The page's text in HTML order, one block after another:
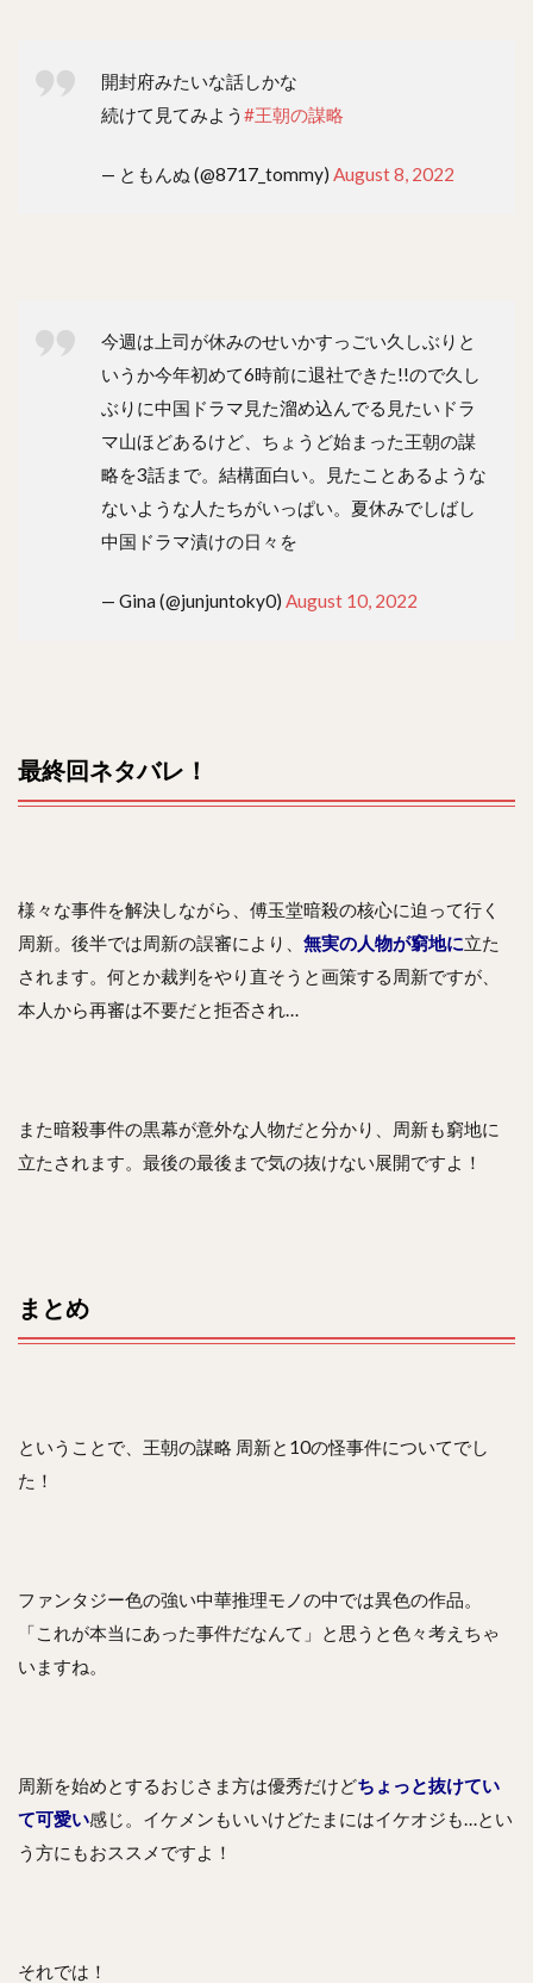
開封府みたいな話しかな
続けて見てみよう #王朝の謀略
— ともんぬ (@8717_tommy) August 8, 2022
今週は上司が休みのせいかすっごい久しぶりと
いうか今年初めて6時前に退社できた!!ので久し
ぶりに中国ドラマ見た溜め込んでる見たいドラ
マ山ほどあるけど、ちょうど始まった王朝の謀
略を3話まで。結構面白い。見たことあるような
ないような人たちがいっぱい。夏休みでしばし
中国ドラマ漬けの日々を
— Gina (@junjuntoky0) August 10, 2022
最終回ネタバレ！
様々な事件を解決しながら、傅玉堂暗殺の核心に迫って行く
周新。後半では周新の誤審により、 無実の人物が窮地に立た
されます。何とか裁判をやり直そうと画策する周新ですが、
本人から再審は不要だと拒否され…
また暗殺事件の黒幕が意外な人物だと分かり、周新も窮地に
立たされます。最後の最後まで気の抜けない展開ですよ！
まとめ
ということで、王朝の謀略 周新と10の怪事件についてでし
た！
ファンタジー色の強い中華推理モノの中では異色の作品。
「これが本当にあった事件だなんて」と思うと色々考えちゃ
いますね。
周新を始めとするおじさま方は優秀だけどちょっと抜けてい
て可愛い感じ。イケメンもいいけどたまにはイケオジも…とい
う方にもおススメですよ！
それでは！